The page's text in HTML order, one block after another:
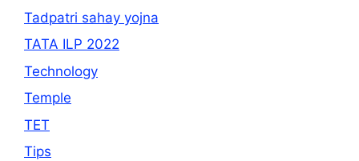
Tadpatri sahay yojna
TATA ILP 2022
Technology
Temple
TET
Tips